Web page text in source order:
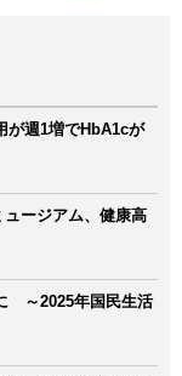
週1増でHbA1cが
ュージアム、健康高
～2025年国民生活